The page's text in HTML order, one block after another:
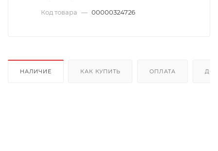
Код товара — 00000324726
НАЛИЧИЕ КАК КУПИТЬ ОПЛАТА